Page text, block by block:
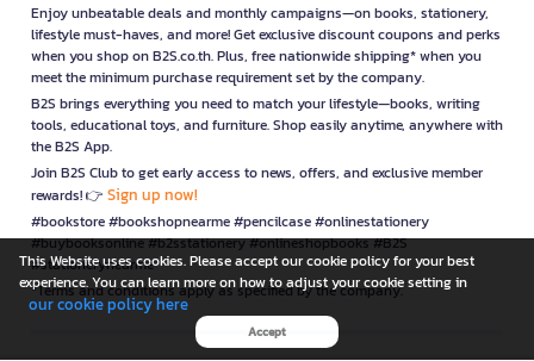
Enjoy unbeatable deals and monthly campaigns—on books, stationery,
lifestyle must-haves, and more! Get exclusive discount coupons and perks
when you shop on B2S.co.th. Plus, free nationwide shipping* when you
meet the minimum purchase requirement set by the company.
B2S brings everything you need to match your lifestyle—books, writing
tools, educational toys, and furniture. Shop easily anytime, anywhere with
the B2S App.
Join B2S Club to get early access to news, offers, and exclusive member
rewards! 👉 Sign up now!
#bookstore #bookshopnearme #pencilcase #onlinestationery
#buybooksonline #b2sstationery #onlineshopbooks #B2S
#stationerynearme
*Terms and conditions apply as specified by the company.
This Website uses cookies. Please accept our cookie policy for your best
experience. You can learn more on how to adjust your cookie setting in
our cookie policy here
Accept